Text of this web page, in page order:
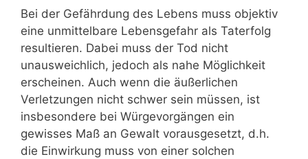
Bei der Gefährdung des Lebens muss objektiv
eine unmittelbare Lebensgefahr als Taterfolg
resultieren. Dabei muss der Tod nicht
unausweichlich, jedoch als nahe Möglichkeit
erscheinen. Auch wenn die äußerlichen
Verletzungen nicht schwer sein müssen, ist
insbesondere bei Würgevorgängen ein
gewisses Maß an Gewalt vorausgesetzt, d.h.
die Einwirkung muss von einer solchen